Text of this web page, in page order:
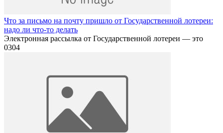
Что за письмо на почту пришло от Государственной лотереи:
надо ли что-то делать
Электронная рассылка от Государственной лотереи — это
0304